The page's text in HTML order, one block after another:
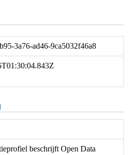
3a76-ad46-9ca5032f46a8
beschrijft Open Data